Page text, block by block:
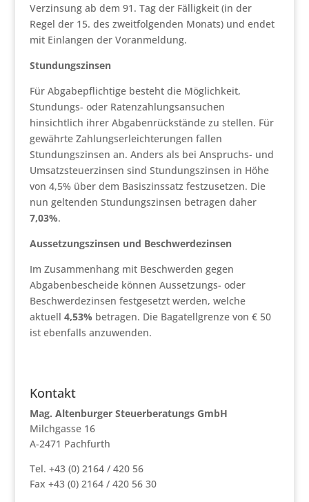
Verzinsung ab dem 91. Tag der Fälligkeit (in der
Regel der 15. des zweitfolgenden Monats) und endet
mit Einlangen der Voranmeldung.
Stundungszinsen
Für Abgabepflichtige besteht die Möglichkeit,
Stundungs- oder Ratenzahlungsansuchen
hinsichtlich ihrer Abgabenrückstände zu stellen. Für
gewährte Zahlungserleichterungen fallen
Stundungszinsen an. Anders als bei Anspruchs- und
Umsatzsteuerzinsen sind Stundungszinsen in Höhe
von 4,5% über dem Basiszinssatz festzusetzen. Die
nun geltenden Stundungszinsen betragen daher
7,03%.
Aussetzungszinsen und Beschwerdezinsen
Im Zusammenhang mit Beschwerden gegen
Abgabenbescheide können Aussetzungs- oder
Beschwerdezinsen festgesetzt werden, welche
aktuell 4,53% betragen. Die Bagatellgrenze von € 50
ist ebenfalls anzuwenden.
Kontakt
Mag. Altenburger Steuerberatungs GmbH
Milchgasse 16
A-2471 Pachfurth
Tel. +43 (0) 2164 / 420 56
Fax +43 (0) 2164 / 420 56 30